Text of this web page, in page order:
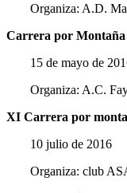
Organiza: A.D.
Carrera por Montaña
15 de mayo de
Organiza: A.C.
XI Carrera por
10 julio de 2016
Organiza: club